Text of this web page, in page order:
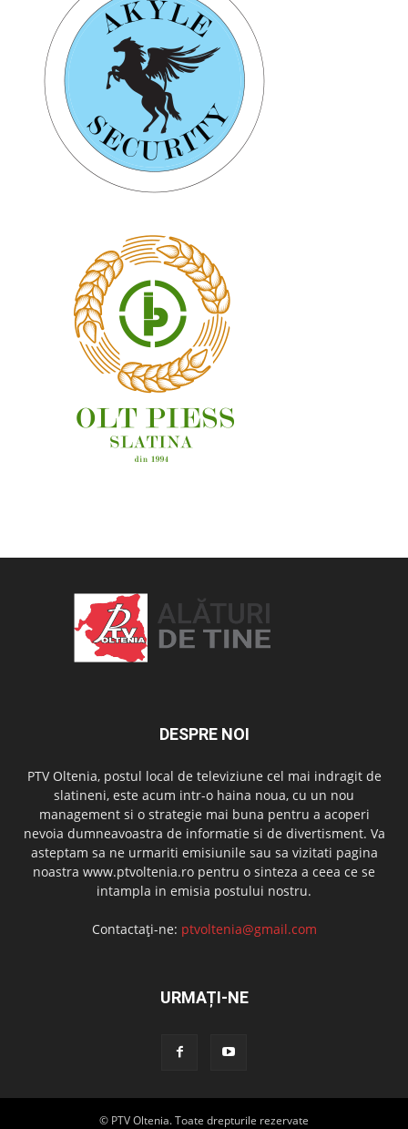
DESPRE NOI
PTV Oltenia, postul local de televiziune cel mai indragit de
slatineni, este acum intr-o haina noua, cu un nou
management si o strategie mai buna pentru a acoperi
nevoia dumneavoastra de informatie si de divertisment. Va
asteptam sa ne urmariti emisiunile sau sa vizitati pagina
noastra www.ptvoltenia.ro pentru o sinteza a ceea ce se
intampla in emisia postului nostru.
Contactați-ne: ptvoltenia@gmail.com
URMAȚI-NE
© PTV Oltenia. Toate drepturile rezervate